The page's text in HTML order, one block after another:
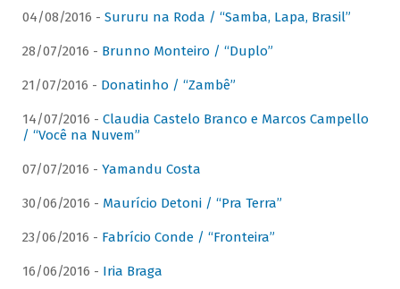
04/08/2016 - Sururu na Roda / “Samba, Lapa, Brasil”
28/07/2016 - Brunno Monteiro / “Duplo”
21/07/2016 - Donatinho / “Zambê”
14/07/2016 - Claudia Castelo Branco e Marcos Campello
/ “Você na Nuvem”
07/07/2016 - Yamandu Costa
30/06/2016 - Maurício Detoni / “Pra Terra”
23/06/2016 - Fabrício Conde / “Fronteira”
16/06/2016 - Iria Braga